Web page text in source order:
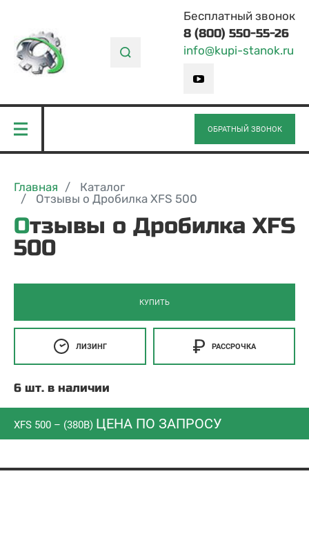
Бесплатный звонок
8 (800) 550-55-26
info@kupi-stanok.ru
ОБРАТНЫЙ ЗВОНОК
Главная
Каталог
Отзывы о Дробилка XFS 500
Отзывы о Дробилка XFS
500
КУПИТЬ
ЛИЗИНГ РАССРОЧКА
6 шт. в наличии
XFS 500 – (380В) ЦЕНА ПО ЗАПРОСУ